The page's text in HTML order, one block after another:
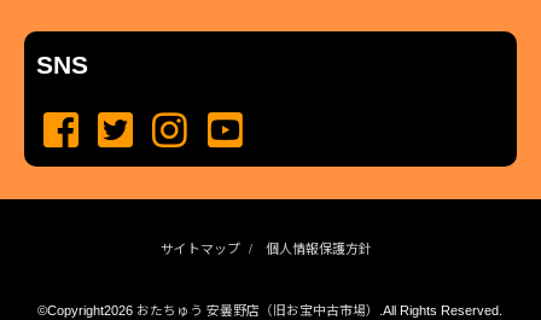
SNS
サイトマップ 個人情報保護方針
©Copyright2026 おたちゅう 安曇野店（旧お宝中古市場） .All Rights Reserved.